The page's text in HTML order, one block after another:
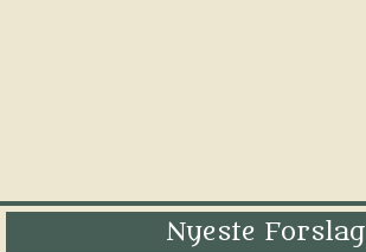
Nyeste Forslag